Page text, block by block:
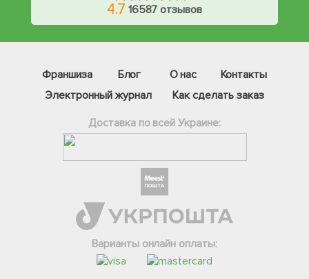
4.7 16587 отзывов
Франшиза Блог О нас
Контакты
Электронный журнал
Как сделать заказ
Доставка по всей Украине:
Варианты онлайн оплаты:
Телеграм
Вайбер